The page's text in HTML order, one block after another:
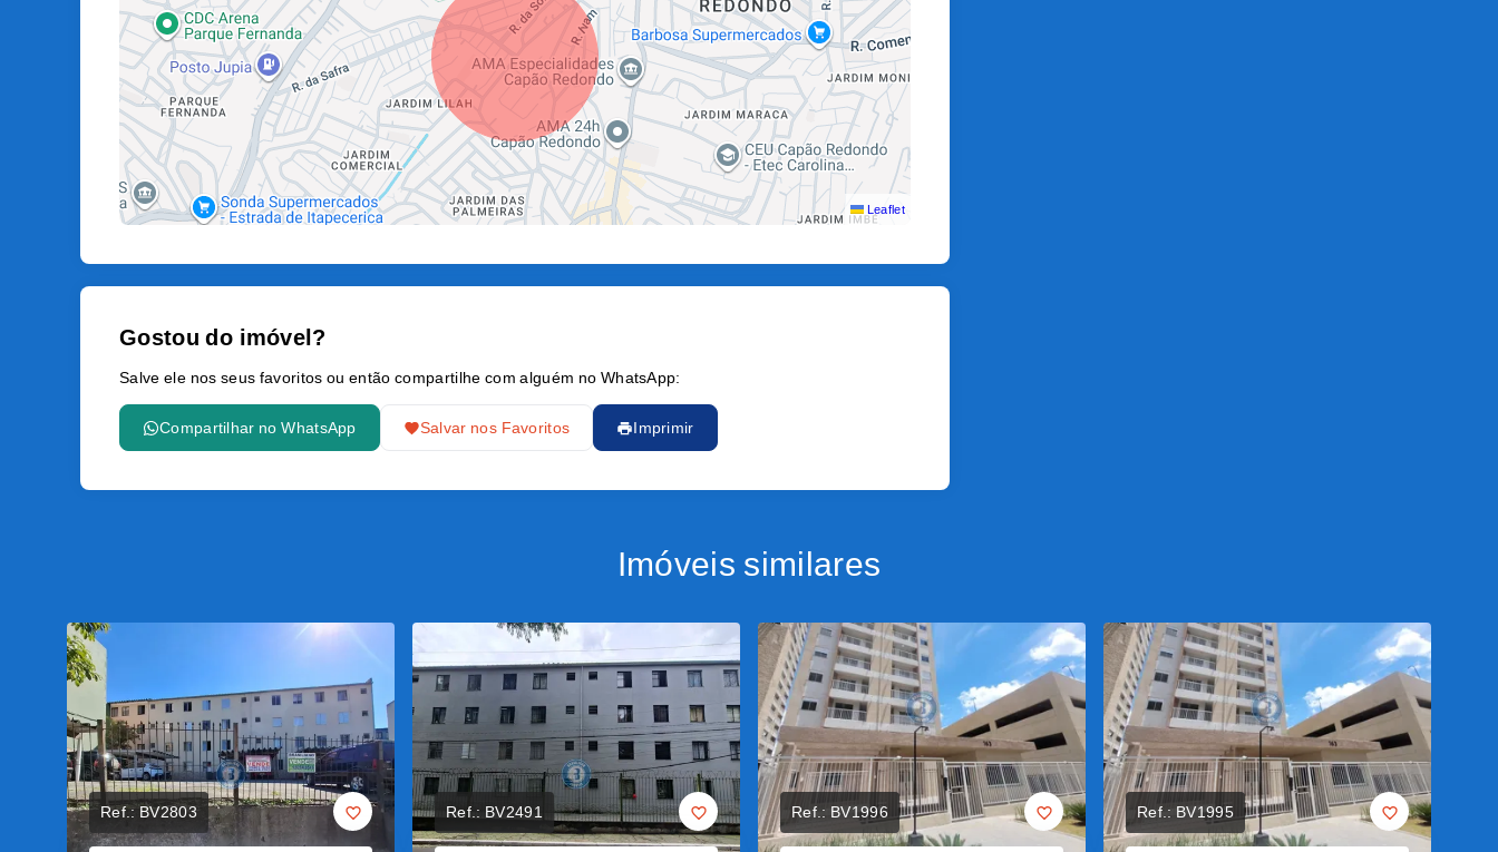
Leaflet
Gostou do imóvel?
Salve ele nos seus favoritos ou então compartilhe com alguém no WhatsApp:
Compartilhar no WhatsApp Salvar nos Favoritos Imprimir
Imóveis similares
Ref.:BV2803 Ref.: BV2491 Ref.: BV1996 Ref.: BV1995